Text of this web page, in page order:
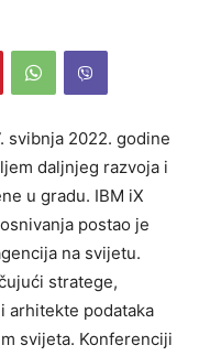
svibnja 2022. godine
daljnjeg razvoja i
u gradu. IBM iX
postao je
na svijetu.
stratege,
arhitekte podataka
svijeta. Konferenciji